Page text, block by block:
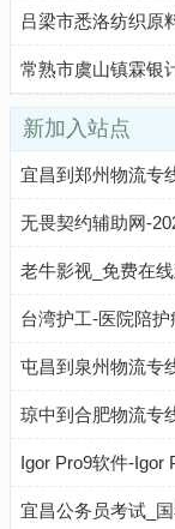
吕梁市悉洛纺织原
常熟市虞山镇霖银
新加入站点
无畏契约辅助网-
老牛影视_免费在
台湾护工-医院陪